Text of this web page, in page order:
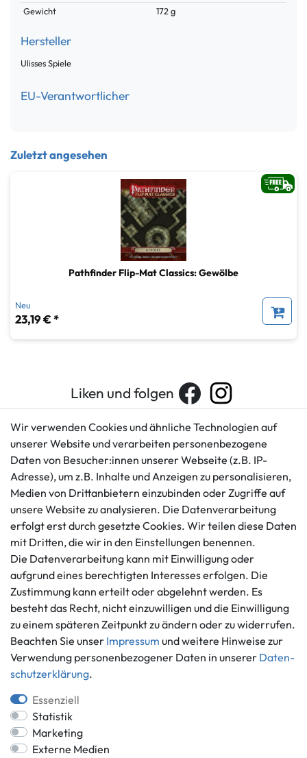
Gewicht
172 g
Hersteller
Ulisses Spiele
EU-Verantwortlicher
Zuletzt angesehen
Pathfinder Flip-Mat Classics: Gewölbe
Neu
23,19 € *
Liken und folgen
Kundenservice
+49 421 596586
Mo. - Fr. 9 - 16 Uhr
info@gameworld.de
Kontaktformular
Rechtliches
AGB
Impressum
Datenschutzerklärung
Barrierefreiheitserklärung
Widerrufs­recht
Vertrag widerrufen
Informationen
Ankauf
Über uns
Häufig gestellte Fragen
Zahlung und Versand
Batterieentsorgung
Zahlungsmöglichkeiten
Wir verwenden Cookies und ähnliche Technologien auf
unserer Website und verarbeiten personenbezogene
Daten von Besucher:innen unserer Webseite (z.B. IP-
Adresse), um z.B. Inhalte und Anzeigen zu personalisieren,
Medien von Drittanbietern einzubinden oder Zugriffe auf
unsere Website zu analysieren. Die Datenverarbeitung
erfolgt erst durch gesetzte Cookies. Wir teilen diese Daten
mit Dritten, die wir in den Einstellungen benennen.
Die Datenverarbeitung kann mit Einwilligung oder
aufgrund eines berechtigten Interesses erfolgen. Die
Zustimmung kann erteilt oder abgelehnt werden. Es
besteht das Recht, nicht einzuwilligen und die Einwilligung
zu einem späteren Zeitpunkt zu ändern oder zu widerrufen.
Beachten Sie unser Impressum und weitere Hinweise zur
Verwendung personenbezogener Daten in unserer Daten­
schutz­erklärung.
Essenziell
Statistik
Marketing
Externe Medien